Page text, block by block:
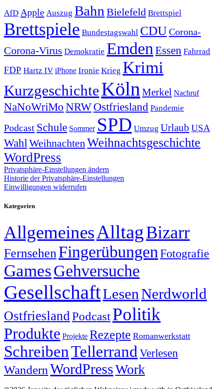
AfD Apple Auszug Bahn Bielefeld Brettspiel
Brettspiele Bundestagswahl CDUCorona-
Corona-Virus Demokratie Emden Essen Fahrrad
FDP Hartz IV iPhone Ironie Krieg Krimi
KurzgeschichteKöln Merkel Nachruf
NaNoWriMo NRWOstfriesland Pandemie
Podcast Schule Sommer SPD Umzug Urlaub USA
Wahl Weihnachten Weihnachtsgeschichte
WordPress
Privatsphäre-Einstellungen ändern
Historie der Privatsphäre-Einstellungen
Einwilligungen widerrufen
Kategorien
AllgemeinesAlltagBizarr
FernsehenFingerübungen Fotografie
GamesGehversuche
GesellschaftLesenNerdworld
OstfrieslandPodcastPolitik
Produkte Projekte Rezepte Romanwerkstatt
SchreibenTellerrand Verlesen
Wandern WordPressWork